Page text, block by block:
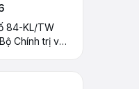
84-KL/TW
Chính trị về
học